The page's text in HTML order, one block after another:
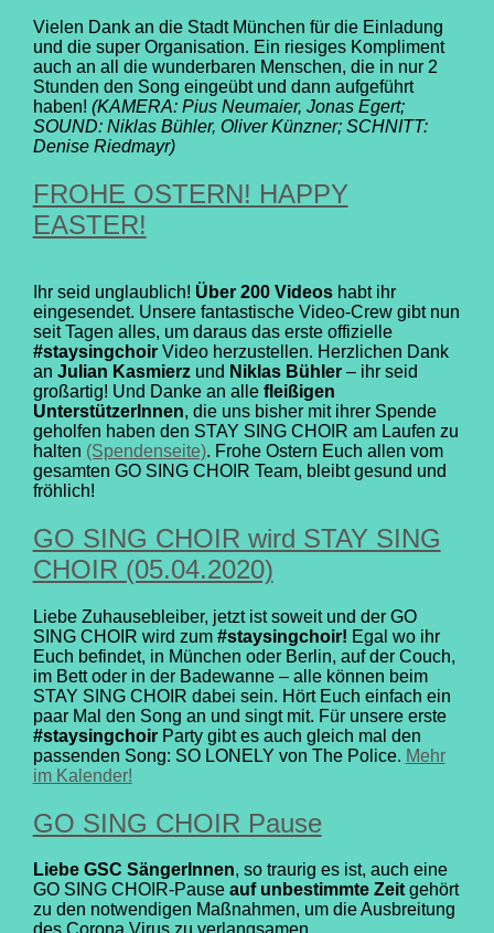
Vielen Dank an die Stadt München für die Einladung
und die super Organisation. Ein riesiges Kompliment
auch an all die wunderbaren Menschen, die in nur 2
Stunden den Song eingeübt und dann aufgeführt
haben! (KAMERA: Pius Neumaier, Jonas Egert;
SOUND: Niklas Bühler, Oliver Künzner; SCHNITT:
Denise Riedmayr)
FROHE OSTERN! HAPPY
EASTER!
Ihr seid unglaublich! Über 200 Videoshabt ihr
eingesendet. Unsere fantastische Video-Crew gibt nun
seit Tagen alles, um daraus das erste offizielle
#staysingchoirVideo herzustellen. Herzlichen Dank
an Julian Kasmierzund Niklas Bühler– ihr seid
großartig! Und Danke an alle fleißigen
UnterstützerInnen, die uns bisher mit ihrer Spende
geholfen haben den STAY SING CHOIR am Laufen zu
halten (Spendenseite). Frohe Ostern Euch allen vom
gesamten GO SING CHOIR Team, bleibt gesund und
fröhlich!
GO SING CHOIR wird STAY SING
CHOIR (05.04.2020)
Liebe Zuhausebleiber, jetzt ist soweit und der GO
SING CHOIR wird zum #staysingchoir! Egal wo ihr
Euch befindet, in München oder Berlin, auf der Couch,
im Bett oder in der Badewanne – alle können beim
STAY SING CHOIR dabei sein. Hört Euch einfach ein
paar Mal den Song an und singt mit. Für unsere erste
#staysingchoirParty gibt es auch gleich mal den
passenden Song: SO LONELY von The Police. Mehr
im Kalender!
GO SING CHOIR Pause
Liebe GSC SängerInnen, so traurig es ist, auch eine
GO SING CHOIR-Pause auf unbestimmte Zeitgehört
zu den notwendigen Maßnahmen, um die Ausbreitung